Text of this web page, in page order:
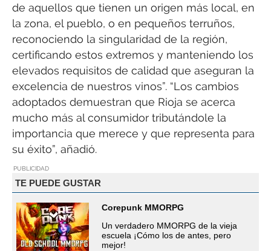
de aquellos que tienen un origen más local, en
la zona, el pueblo, o en pequeños terruños,
reconociendo la singularidad de la región,
certificando estos extremos y manteniendo los
elevados requisitos de calidad que aseguran la
excelencia de nuestros vinos”. “Los cambios
adoptados demuestran que Rioja se acerca
mucho más al consumidor tributándole la
importancia que merece y que representa para
su éxito”, añadió.
PUBLICIDAD
TE PUEDE GUSTAR
Corepunk MMORPG
Un verdadero MMORPG de la vieja
escuela ¡Cómo los de antes, pero
mejor!